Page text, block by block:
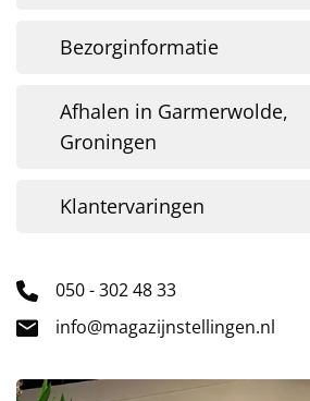
Bezorginformatie
Afhalen in Garmerwolde,
Groningen
Klantervaringen
050 - 302 48 33
info@magazijnstellingen.nl